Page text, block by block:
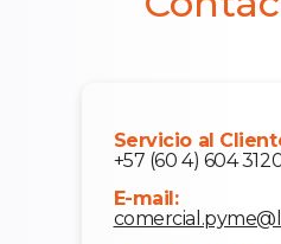
Servicio al
+57 (60 4) 604
E-mail: